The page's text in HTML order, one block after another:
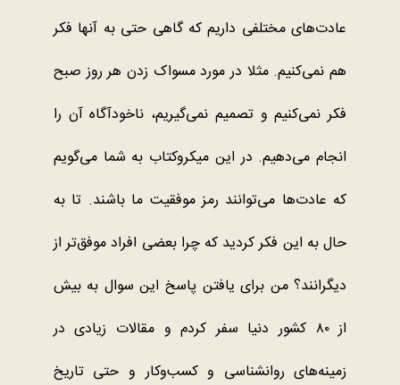
عادت‌های مختلفی داریم که گاهی حتی به آنها فکر
هم نمی‌کنیم. مثلا در مورد مسواک زدن هر روز صبح
فکر نمی‌کنیم و تصمیم نمی‌گیریم، ناخودآگاه آن را
انجام می‌دهیم. در این میکروکتاب به شما می‌گویم
که عادت‌ها می‌توانند رمز موفقیت ما باشند. تا به
حال به این فکر کردید که چرا بعضی افراد موفق‌تر از
دیگرانند؟ من برای یافتن پاسخ این سوال به بیش
از ۸۰ کشور دنیا سفر کردم و مقالات زیادی در
زمینه‌های روانشناسی و کسب‌وکار و حتی تاریخ